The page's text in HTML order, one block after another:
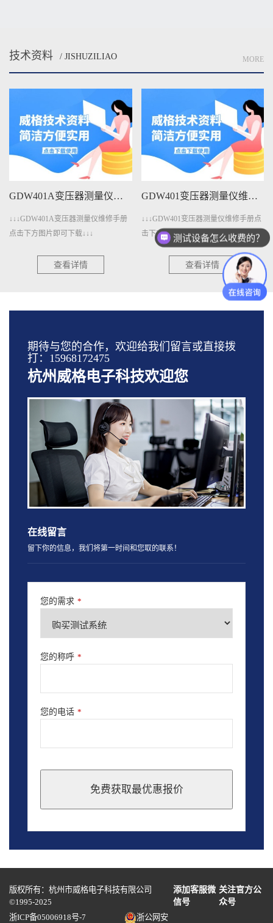
技术资料 / JISHUZILIAO MORE
GDW401变压器测量仪维修手册下载
↓↓↓GDW401变压器测量仪维修手册点
击下方图片即可下载↓↓↓
查看详情
GDW4011变压器测量仪维修手册下载
↓↓↓GDW4011变压器测量仪维修手册
点击下方图片即可下载↓↓↓
查看详情
期待与您的合作，欢迎给我们留言或直接拨
打：15968172475
杭州威格电子科技欢迎您
在线留言
留下你的信息，我们将第一时间和您取的联系！
您的需求 *
您的称呼 *
您的电话 *
免费获取最优惠报价
should
blank
版权所有：杭州市威格电子科技有限公司
©1995-2025
添加客服微
信号
关注官方公
众号
浙ICP备05006918号-7
浙公网安
测试设备怎么收费的？